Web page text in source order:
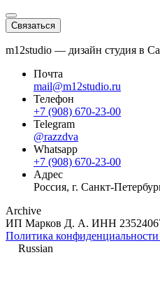
Связаться
m12studio — дизайн студия в
Почта
mail@m12studio.ru
Телефон
+7 (908) 670-23-00
Telegram
@razzdva
Whatsapp
+7 (908) 670-23-00
Адрес
Россия, г. Санкт-
Archive
ИП Марков Д. А. ИНН
Политика конфиденциальности
Russian